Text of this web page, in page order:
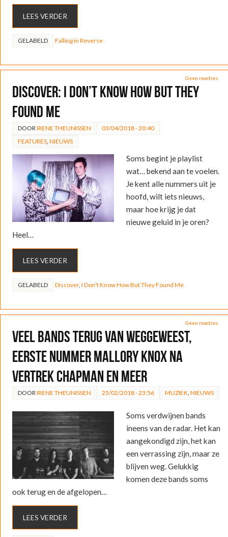
LEES VERDER
GELABELD Falling in Reverse
Geen reacties
DISCOVER: I DON’T KNOW HOW BUT THEY
FOUND ME
DOOR IRENE THEUNISSEN
03/04/2018 - 20:40
FEATURES, NIEUWS
Soms begint je playlist
wat… bekend aan te voelen.
Je kent alle nummers uit je
hoofd, wilt iets nieuws,
maar hoe krijg je dat
nieuwe geluid in je oren?
Heel…
LEES VERDER
GELABELD Discover, I Don't Know How But They Found Me
Geen reacties
Veel bands terug van weggeweest,
eerste nummer Mallory Knox na
vertrek Chapman en meer
DOOR IRENE THEUNISSEN 25/02/2018 - 23:56 MUZIEK NIEUWS
Soms verdwijnen bands
ineens van de radar. Het kan
aangekondigd zijn, het kan
een verrassing zijn, maar ze
blijven weg. Gelukkig
komen deze bands soms
ook terug en de afgelopen…
LEES VERDER